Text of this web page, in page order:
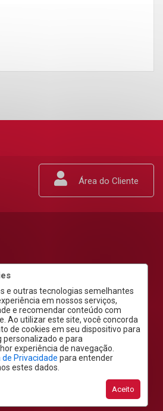
e outras tecnologias semelhantes
em nossos serviços,
e recomendar conteúdo com
Ao utilizar este site, você concorda
de cookies em seu dispositivo para
e para
experiência de navegação.
de Privacidade para entender
estes dados.
Aceito
Área do Cliente